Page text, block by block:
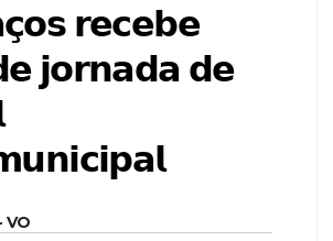
𝗿𝗲𝗰𝗲𝗯𝗲
𝗷𝗼𝗿𝗻𝗮𝗱𝗮 𝗱𝗲
VO